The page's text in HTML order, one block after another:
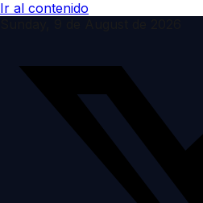
Ir al contenido